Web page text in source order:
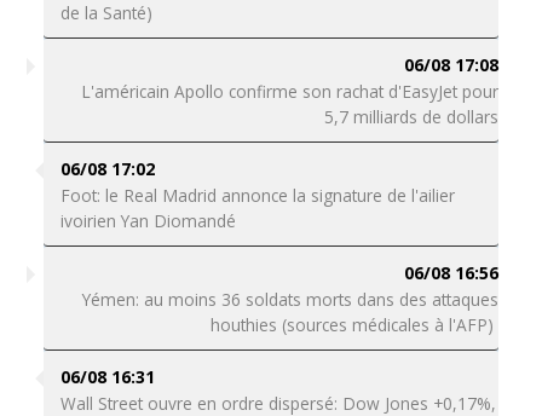
de la Santé)
06/08 17:08
L'américain Apollo confirme son rachat d'EasyJet pour
5,7 milliards de dollars
06/08 17:02
Foot: le Real Madrid annonce la signature de l'ailier
ivoirien Yan Diomandé
06/08 16:56
Yémen: au moins 36 soldats morts dans des attaques
houthies (sources médicales à l'AFP)
06/08 16:31
Wall Street ouvre en ordre dispersé: Dow Jones +0,17%,